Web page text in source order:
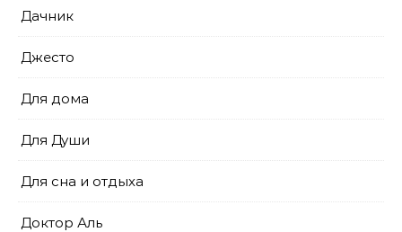
Дачник
Джесто
Для дома
Для Души
Для сна и отдыха
Доктор Аль